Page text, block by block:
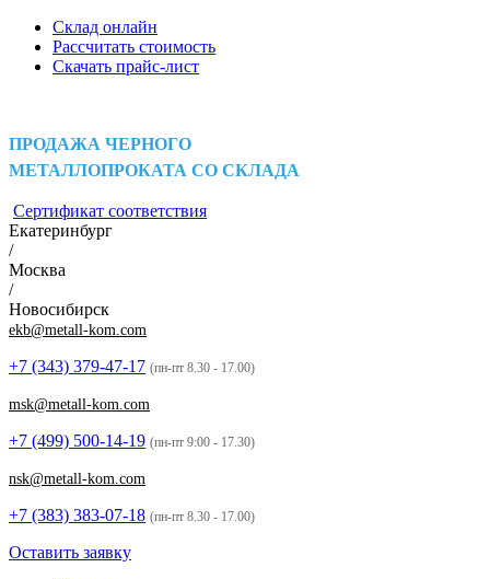
Склад онлайн
Рассчитать стоимость
Скачать прайс-лист
ПРОДАЖА ЧЕРНОГО
МЕТАЛЛОПРОКАТА СО СКЛАДА
Сертификат соответствия
Екатеринбург
/
Москва
/
Новосибирск
ekb@metall-kom.com
+7 (343) 379-47-17 (пн-пт 8.30 - 17.00)
msk@metall-kom.com
+7 (499) 500-14-19 (пн-пт 9:00 - 17.30)
nsk@metall-kom.com
+7 (383) 383-07-18 (пн-пт 8.30 - 17.00)
Оставить заявку